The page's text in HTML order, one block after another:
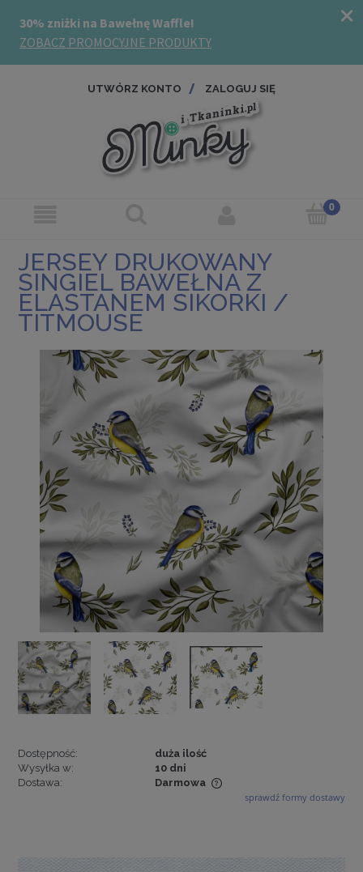
UTWÓRZ KONTO ZALOGUJ SIĘ
JERSEY DRUKOWANY
SINGIEL BAWEŁNA Z
ELASTANEM SIKORKI /
TITMOUSE
Dostępność:
duża ilość
Wysyłka w:
10 dni
Dostawa:
Darmowa
Cena nie zawiera ewentualnych kosztów płatności
sprawdź formy dostawy